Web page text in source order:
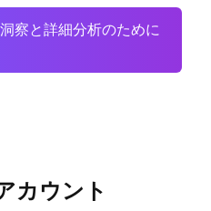
察と詳細分析のために
カウント